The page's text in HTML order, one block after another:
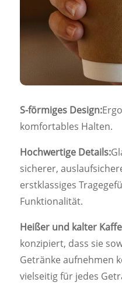
S-förmiges Design:
komfortables Halten.
Hochwertige Details:
sicherer,
erstklassiges
Funktionalität.
Heißer und kalter
konzipiert, dass sie
Getränke aufnehmen
vielseitig für jedes